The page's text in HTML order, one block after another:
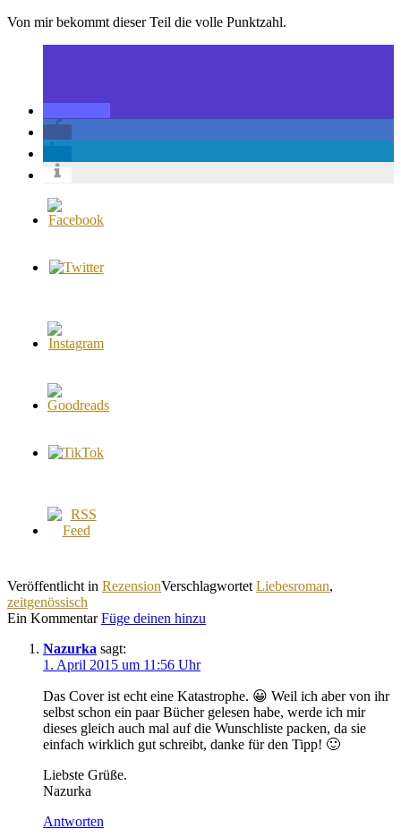
Von mir bekommt dieser Teil die volle Punktzahl.
Veröffentlicht in RezensionVerschlagwortet Liebesroman,
zeitgenössisch
Ein KommentarFüge deinen hinzu
Nazurka sagt:
1. April 2015 um 11:56 Uhr
Das Cover ist echt eine Katastrophe. 😀 Weil ich aber von ihr
selbst schon ein paar Bücher gelesen habe, werde ich mir
dieses gleich auch mal auf die Wunschliste packen, da sie
einfach wirklich gut schreibt, danke für den Tipp! 🙂
Liebste Grüße.
Nazurka
Antworten